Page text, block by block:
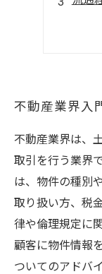
不動産業界入
不動産業界は、
取引を行う業界
は、物件の種別
取り扱い方、税
律や倫理規定に
顧客に物件情報
ついてのアドバ